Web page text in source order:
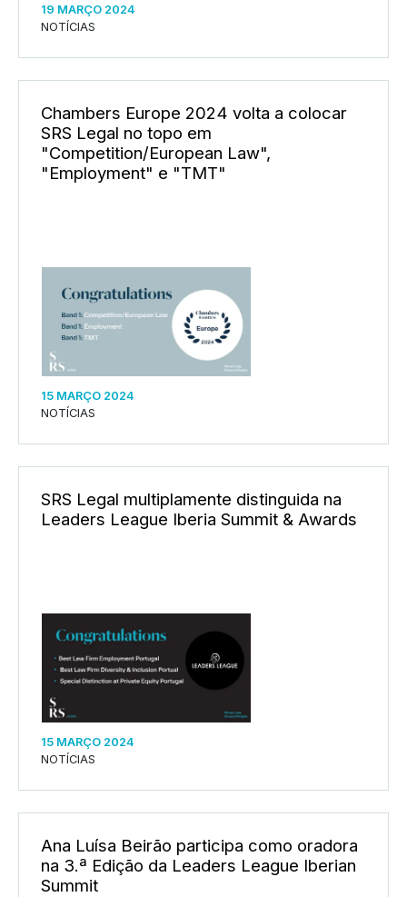
19 MARÇO 2024
NOTÍCIAS
Chambers Europe 2024 volta a colocar
SRS Legal no topo em
"Competition/European Law",
"Employment" e "TMT"
15 MARÇO 2024
NOTÍCIAS
SRS Legal multiplamente distinguida na
Leaders League Iberia Summit & Awards
15 MARÇO 2024
NOTÍCIAS
Ana Luísa Beirão participa como oradora
na 3.ª Edição da Leaders League Iberian
Summit